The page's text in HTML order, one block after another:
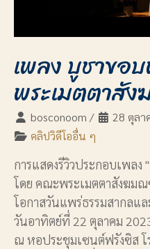
เพลง บูชาข
พระเมตตาสั
bosconoom / 28 ตุลา
คลิปวิดีโออื่น ๆ
การแสดงรีวิวประกอบเพล
โดย คณะพระเมตตาสังฆม
โอกาสวันแพร่ธรรมสากลแ
วันอาทิตย์ที่ 22 ตุลาคม
ณ หอประชุมเซนต์ฟรังซิส โ